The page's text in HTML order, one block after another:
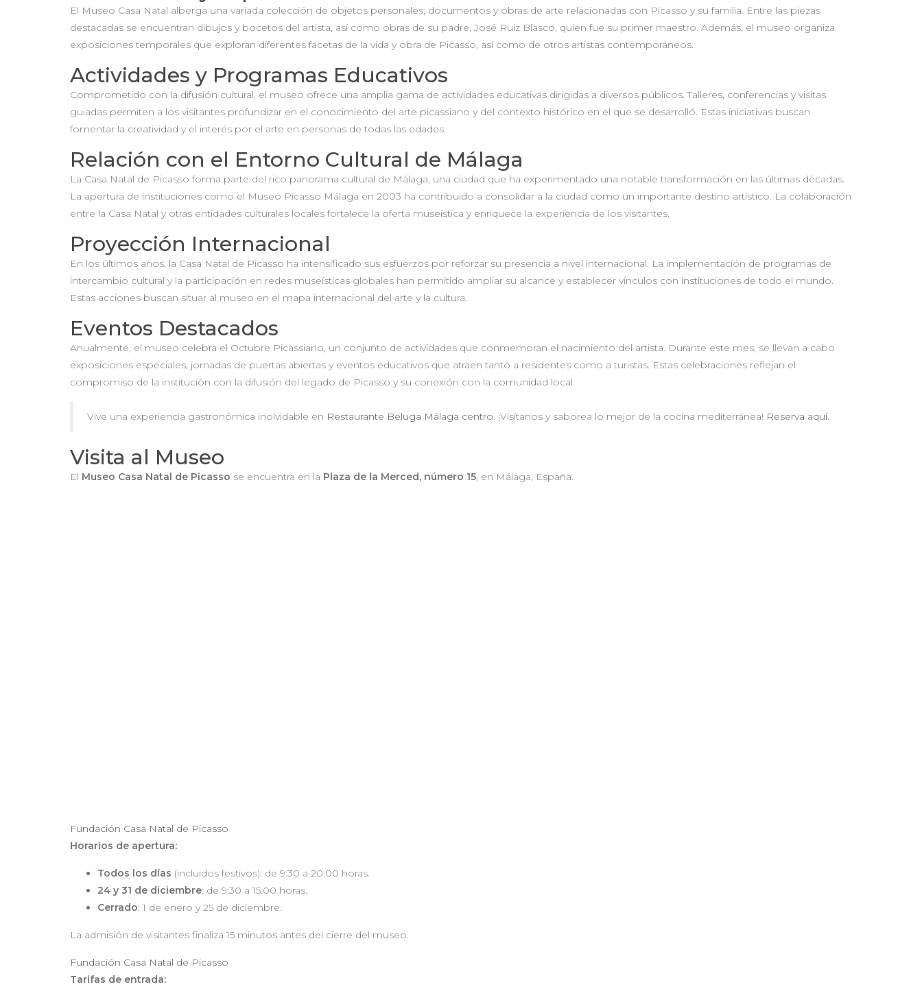
El Museo Casa Natal alberga una variada colección de objetos personales, documentos y obras de arte relacionadas con Picasso y su familia. Entre las piezas
destacadas se encuentran dibujos y bocetos del artista, así como obras de su padre, José Ruiz Blasco, quien fue su primer maestro. Además, el museo organiza
exposiciones temporales que exploran diferentes facetas de la vida y obra de Picasso, así como de otros artistas contemporáneos.
Actividades y Programas Educativos
Comprometido con la difusión cultural, el museo ofrece una amplia gama de actividades educativas dirigidas a diversos públicos. Talleres, conferencias y visitas
guiadas permiten a los visitantes profundizar en el conocimiento del arte picassiano y del contexto histórico en el que se desarrolló. Estas iniciativas buscan
fomentar la creatividad y el interés por el arte en personas de todas las edades.
Relación con el Entorno Cultural de Málaga
La Casa Natal de Picasso forma parte del rico panorama cultural de Málaga, una ciudad que ha experimentado una notable transformación en las últimas décadas.
La apertura de instituciones como el Museo Picasso Málaga en 2003 ha contribuido a consolidar a la ciudad como un importante destino artístico. La colaboración
entre la Casa Natal y otras entidades culturales locales fortalece la oferta museística y enriquece la experiencia de los visitantes.
Proyección Internacional
En los últimos años, la Casa Natal de Picasso ha intensificado sus esfuerzos por reforzar su presencia a nivel internacional. La implementación de programas de
intercambio cultural y la participación en redes museísticas globales han permitido ampliar su alcance y establecer vínculos con instituciones de todo el mundo.
Estas acciones buscan situar al museo en el mapa internacional del arte y la cultura.
Eventos Destacados
Anualmente, el museo celebra el Octubre Picassiano, un conjunto de actividades que conmemoran el nacimiento del artista. Durante este mes, se llevan a cabo
exposiciones especiales, jornadas de puertas abiertas y eventos educativos que atraen tanto a residentes como a turistas. Estas celebraciones reflejan el
compromiso de la institución con la difusión del legado de Picasso y su conexión con la comunidad local.
Vive una experiencia gastronómica inolvidable en Restaurante Beluga Málaga centro. ¡Visítanos y saborea lo mejor de la cocina mediterránea! Reserva aquí.
Visita al Museo
El Museo Casa Natal de Picasso se encuentra en la Plaza de la Merced, número 15, en Málaga, España.
Fundación Casa Natal de Picasso
Horarios de apertura:
Todos los días (incluidos festivos): de 9:30 a 20:00 horas.
24 y 31 de diciembre: de 9:30 a 15:00 horas.
Cerrado: 1 de enero y 25 de diciembre.
La admisión de visitantes finaliza 15 minutos antes del cierre del museo.
Fundación Casa Natal de Picasso
Tarifas de entrada: